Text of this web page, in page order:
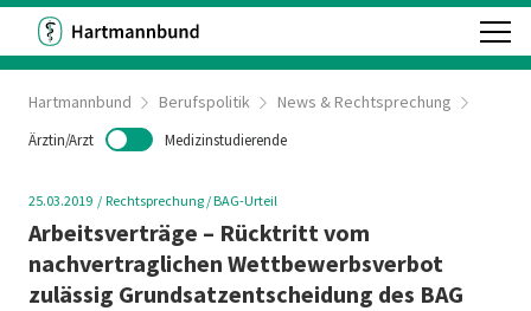
Hartmannbund Berufspolitik News & Rechtsprechung
Ärztin/Arzt Medizinstudierende
25.03.2019 Rechtsprechung / BAG-Urteil
Arbeitsverträge – Rücktritt vom
nachvertraglichen Wettbewerbsverbot
zulässig Grundsatzentscheidung des BAG